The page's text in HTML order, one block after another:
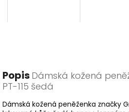
Popis Dámská kožená
PT-115 šedá
Dámská kožená peněženka značky